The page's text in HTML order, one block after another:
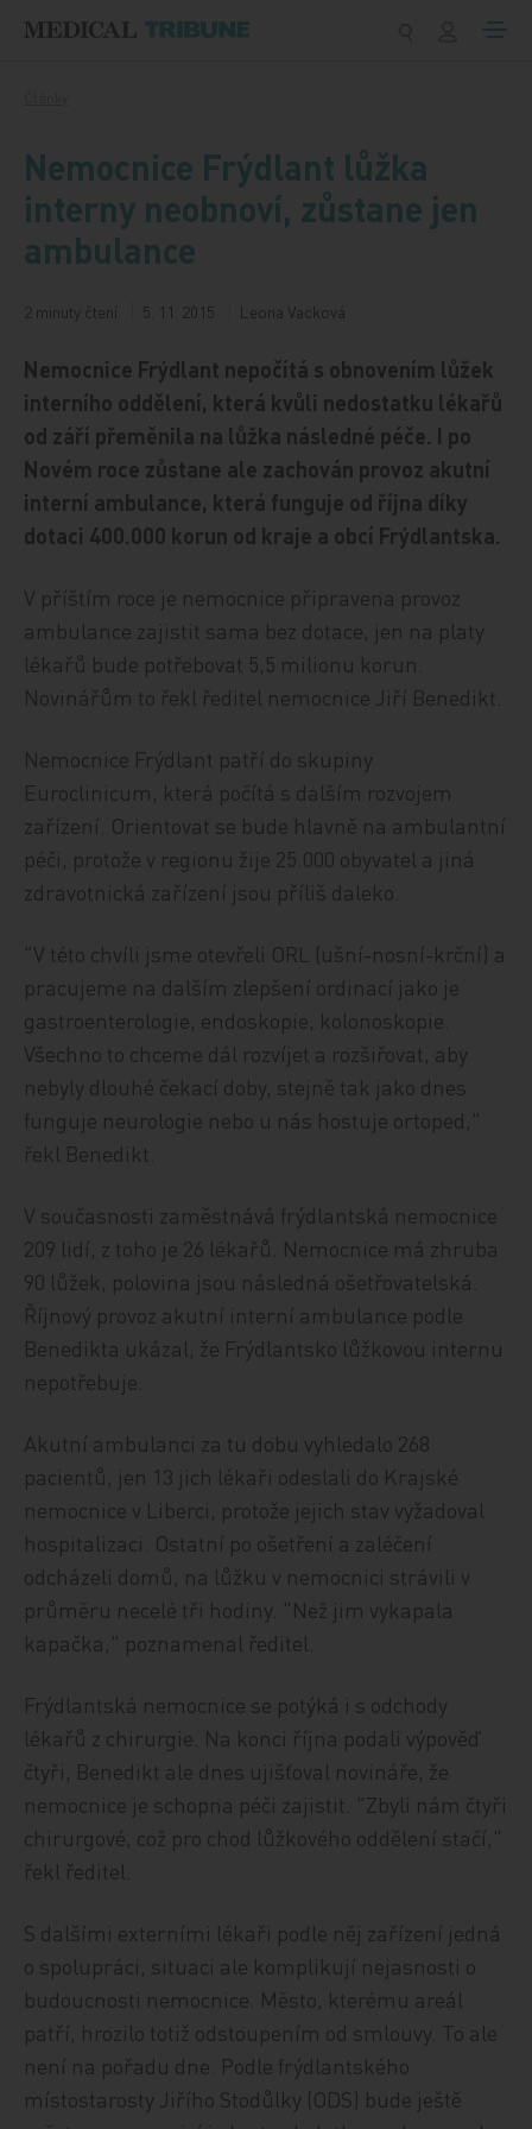
Nemocnice Frýdlant lůžka
interny neobnoví, zůstane jen
ambulance
2 minuty čtení 5. 11. 2015 Leona Vacková
Nemocnice Frýdlant nepočítá s obnovením lůžek
interního oddělení, která kvůli nedostatku lékařů
od září přeměnila na lůžka následné péče. I po
Novém roce zůstane ale zachován provoz akutní
interní ambulance, která funguje od října díky
dotaci 400.000 korun od kraje a obcí Frýdlantska.
V příštím roce je nemocnice připravena provoz
ambulance zajistit sama bez dotace, jen na platy
lékařů bude potřebovat 5,5 milionu korun.
Novinářům to řekl ředitel nemocnice Jiří Benedikt.
Nemocnice Frýdlant patří do skupiny
Euroclinicum, která počítá s dalším rozvojem
zařízení. Orientovat se bude hlavně na ambulantní
péči, protože v regionu žije 25.000 obyvatel a jiná
zdravotnická zařízení jsou příliš daleko.
"V této chvíli jsme otevřeli ORL (ušní-nosní-krční) a
pracujeme na dalším zlepšení ordinací jako je
gastroenterologie, endoskopie, kolonoskopie.
Všechno to chceme dál rozvíjet a rozšiřovat, aby
nebyly dlouhé čekací doby, stejně tak jako dnes
funguje neurologie nebo u nás hostuje ortoped,"
řekl Benedikt.
V současnosti zaměstnává frýdlantská nemocnice
209 lidí, z toho je 26 lékařů. Nemocnice má zhruba
90 lůžek, polovina jsou následná ošetřovatelská.
Říjnový provoz akutní interní ambulance podle
Benedikta ukázal, že Frýdlantsko lůžkovou internu
nepotřebuje.
Akutní ambulanci za tu dobu vyhledalo 268
pacientů, jen 13 jich lékaři odeslali do Krajské
nemocnice v Liberci, protože jejich stav vyžadoval
hospitalizaci. Ostatní po ošetření a zaléčení
odcházeli domů, na lůžku v nemocnici strávili v
průměru necelé tři hodiny. "Než jim vykapala
kapačka," poznamenal ředitel.
Frýdlantská nemocnice se potýká i s odchody
lékařů z chirurgie. Na konci října podali výpověď
čtyři, Benedikt ale dnes ujišťoval novináře, že
nemocnice je schopna péči zajistit. "Zbyli nám čtyři
chirurgové, což pro chod lůžkového oddělení stačí,"
řekl ředitel.
S dalšími externími lékaři podle něj zařízení jedná
o spolupráci, situaci ale komplikují nejasnosti o
budoucnosti nemocnice. Město, kterému areál
patří, hrozilo totiž odstoupením od smlouvy. To ale
není na pořadu dne. Podle frýdlantského
místostarosty Jiřího Stodůlky (ODS) bude ještě